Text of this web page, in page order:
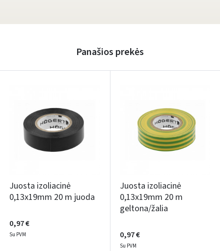
Panašios prekės
Juosta izoliacinė
0,13x19mm 20 m juoda
0,97 €
Su PVM
Juosta izoliacinė
0,13x19mm 20 m
geltona/žalia
0,97 €
Su PVM